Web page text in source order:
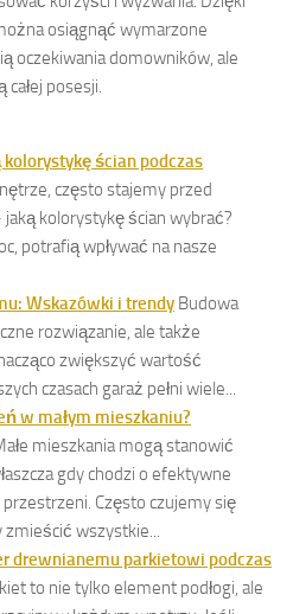
osiągnąć wymarzone
oczekiwania domowników, ale
posesji.
ścian podczas
często stajemy przed
kolorystykę ścian wybrać?
potrafią wpływać na nasze
Wskazówki i trendy Budowa
rozwiązanie, ale także
zwiększyć wartość
czasach garaż pełni wiele...
w małym mieszkaniu?
mieszkania mogą stanowić
gdy chodzi o efektywne
Często czujemy się
zmieścić wszystkie...
drewnianemu parkietowi podczas
to nie tylko element podłogi, ale